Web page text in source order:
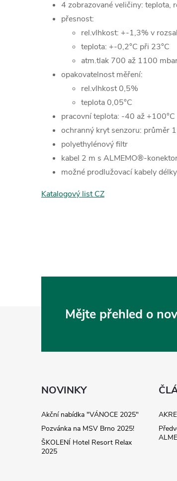
4 zobrazované veličiny: teplota,
přesnost:
rel.vlhkost: +-1,3% v
teplota: +-0,2°C při
atm.tlak 700 až 1100
opakovatelnost měření:
rel.vlhkost
teplota 0,05°C
pracovní teplota: -40 až +100°C
ochranný kryt senzoru: průměr
polyethylénový filtr
kabel 2 m s ALMEMO®-
možné prodlužovací kabely
Katalogový list CZ
Mějte přehled o
NOVINKY
Akční nabídka "VÁNOCE 2025"
Pozvánka na MSV Brno 2025!
ŠKOLENÍ Hotel Resort Relax
2025